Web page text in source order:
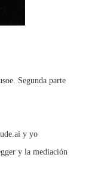
Segunda parte
y yo
y la mediación